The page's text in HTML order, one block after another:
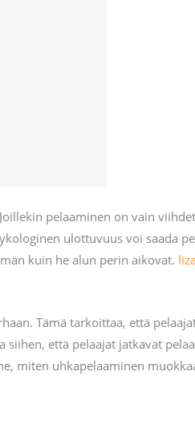
pelaaminen on vain
ulottuvuus voi saada
kuin he alun perin aikovat.
Tämä tarkoittaa, että
että pelaajat jatkavat
miten uhkapelaaminen